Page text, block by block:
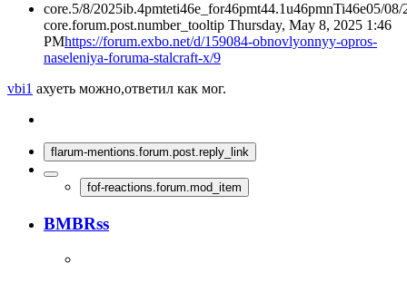
core.5/8/2025ib.4pmteti46e_for46pmt44.1u46pmnTi46e05/08/
core.forum.post.number_tooltip Thursday, May 8, 2025 1:46
PMhttps://forum.exbo.net/d/159084-obnovlyonnyy-opros-
naseleniya-foruma-stalcraft-x/9
vbi1 ахуеть можно,ответил как мог.
flarum-mentions.forum.post.reply_link
fof-reactions.forum.mod_item
BMBRss